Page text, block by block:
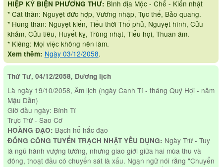
HIỆP KỶ BIỆN PHƯƠNG THƯ: Bình địa Mộc - Chế - Kiến nhật
* Cát thần: Nguyệt đức hợp, Vương nhập, Tục thế, Bảo quang.
* Hung thần: Nguyệt kiến, Tiểu thời Thổ phủ, Nguyệt hình, Cửu
khảm, Cửu tiêu, Huyết kỵ, Trùng nhật, Tiểu hội, Thuần âm.
* Kiêng: Mọi việc không nên làm.
Xem thêm: Ngày 03/12/2058.
Thứ Tư, 04/12/2058, Dương lịch
Là ngày 19/10/2058, Âm lịch (ngày Canh Tí - tháng Quý Hợi - năm
Mậu Dần)
Giờ đầu ngày: Bính Tí
Trực Trừ - Sao Cơ
HOÀNG ĐẠO: Bạch hổ hắc đạo
ĐỔNG CÔNG TUYỂN TRẠCH NHẬT YẾU DỤNG: Ngày Trừ - Tuy
là ngũ hành vượng tướng, nhưng giao giới giữa hai mùa thu và
đông, thoạt đầu có chuyển sát là xấu. Ngạn ngữ nói rằng "Chuyển